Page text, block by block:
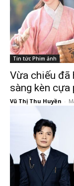
Tin tức Phim ảnh
Vừa chiếu đã
sàng kèn
Vũ Thị Thu Huyền -